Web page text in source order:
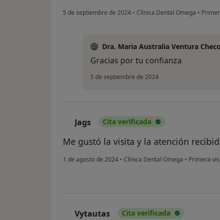
5 de septiembre de 2024 • Clínica Dental Omega •
Dra. Maria Australia Ventura Checo
Gracias por tu confianza
5 de septiembre de 2024
Jags Cita verificada
Me gustó la visita y la atención
1 de agosto de 2024 • Clínica Dental Omega • Primera
Vytautas Cita verificada